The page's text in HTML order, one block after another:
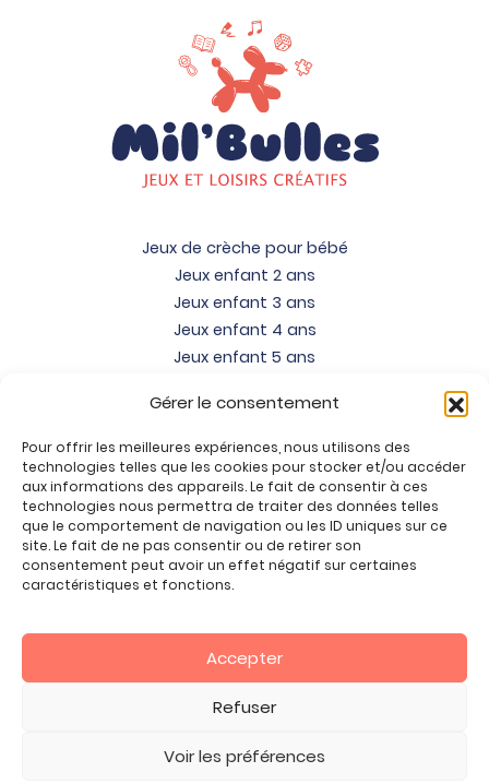
Gérer le consentement
Pour offrir les meilleures expériences, nous utilisons des
technologies telles que les cookies pour stocker et/ou accéder
aux informations des appareils. Le fait de consentir à ces
technologies nous permettra de traiter des données telles
que le comportement de navigation ou les ID uniques sur ce
site. Le fait de ne pas consentir ou de retirer son
consentement peut avoir un effet négatif sur certaines
caractéristiques et fonctions.
Accepter
Refuser
Voir les préférences
Jeux de crèche pour bébé
Jeux enfant 2 ans
Jeux enfant 3 ans
Jeux enfant 4 ans
Jeux enfant 5 ans
Jeux enfant 7 ans
Jeux enfant 8 ans
Jeux enfant 9 ans
Jeux enfant 10 ans
Jeux enfant 11 ans
Jeux enfant 12 ans
Tous nos produits
Plan du site
Contact
CGV